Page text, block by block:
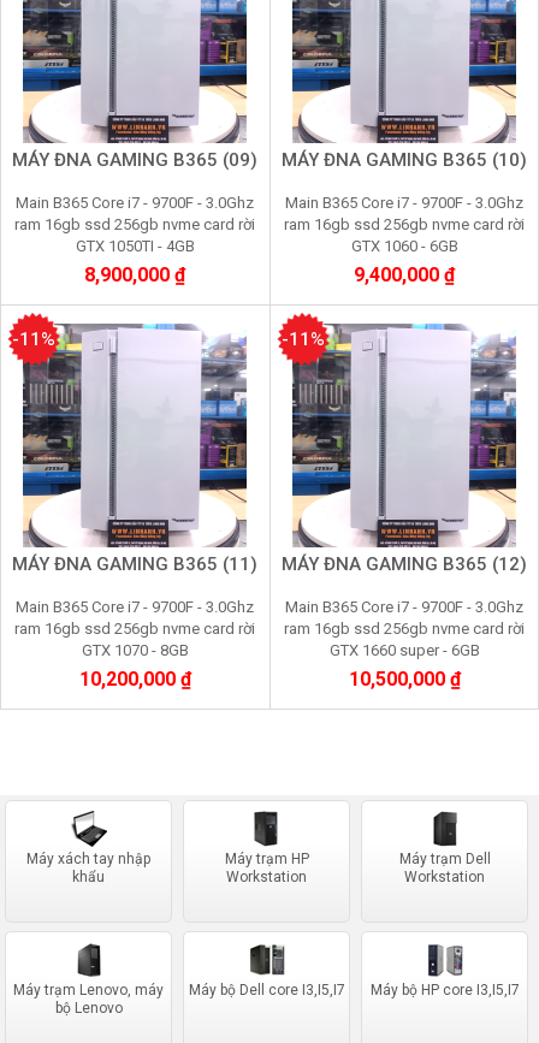
MÁY ĐNA GAMING B365 (09)
Main B365 Core i7 - 9700F - 3.0Ghz
ram 16gb ssd 256gb nvme card rời
GTX 1050TI - 4GB
8,900,000 ₫
MÁY ĐNA GAMING B365 (10)
Main B365 Core i7 - 9700F - 3.0Ghz
ram 16gb ssd 256gb nvme card rời
GTX 1060 - 6GB
9,400,000 ₫
MÁY ĐNA GAMING B365 (11)
Main B365 Core i7 - 9700F - 3.0Ghz
ram 16gb ssd 256gb nvme card rời
GTX 1070 - 8GB
10,200,000 ₫
-11%
MÁY ĐNA GAMING B365 (12)
Main B365 Core i7 - 9700F - 3.0Ghz
ram 16gb ssd 256gb nvme card rời
GTX 1660 super - 6GB
10,500,000 ₫
-11%
Máy xách tay nhập
khẩu
Máy trạm HP
Workstation
Máy trạm Dell
Workstation
Máy trạm Lenovo, máy
bộ Lenovo
Máy bộ Dell core I3,I5,I7 Máy bộ HP core I3,I5,I7